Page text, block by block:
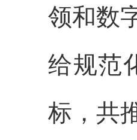
领和数
给规范
标，共